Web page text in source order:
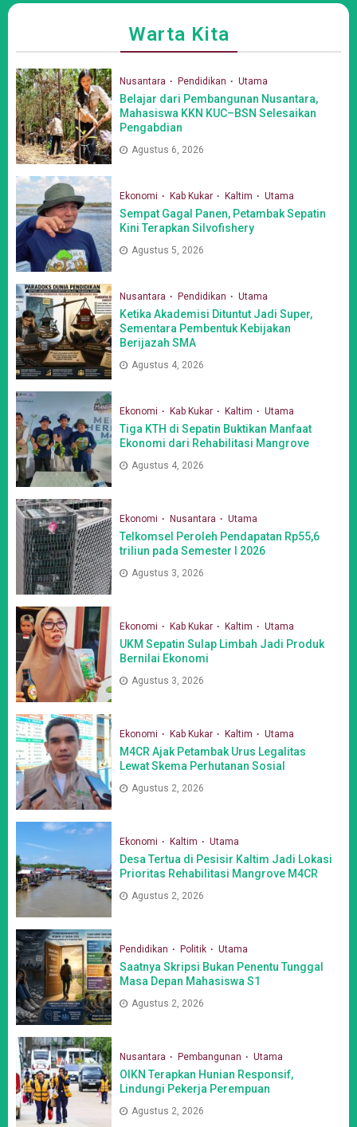
Warta Kita
Nusantara Pendidikan Utama
Belajar dari Pembangunan Nusantara,
Mahasiswa KKN KUC–BSN Selesaikan
Pengabdian
Agustus 6, 2026
Ekonomi Kab Kukar Kaltim Utama
Sempat Gagal Panen, Petambak Sepatin
Kini Terapkan Silvofishery
Agustus 5, 2026
Nusantara Pendidikan Utama
Ketika Akademisi Dituntut Jadi Super,
Sementara Pembentuk Kebijakan
Berijazah SMA
Agustus 4, 2026
Ekonomi Kab Kukar Kaltim Utama
Tiga KTH di Sepatin Buktikan Manfaat
Ekonomi dari Rehabilitasi Mangrove
Agustus 4, 2026
Ekonomi Nusantara Utama
Telkomsel Peroleh Pendapatan Rp55,6
triliun pada Semester I 2026
Agustus 3, 2026
Ekonomi Kab Kukar Kaltim Utama
UKM Sepatin Sulap Limbah Jadi Produk
Bernilai Ekonomi
Agustus 3, 2026
Ekonomi Kab Kukar Kaltim Utama
M4CR Ajak Petambak Urus Legalitas
Lewat Skema Perhutanan Sosial
Agustus 2, 2026
Ekonomi Kaltim Utama
Desa Tertua di Pesisir Kaltim Jadi Lokasi
Prioritas Rehabilitasi Mangrove M4CR
Agustus 2, 2026
Pendidikan Politik Utama
Saatnya Skripsi Bukan Penentu Tunggal
Masa Depan Mahasiswa S1
Agustus 2, 2026
Nusantara Pembangunan Utama
OIKN Terapkan Hunian Responsif,
Lindungi Pekerja Perempuan
Agustus 2, 2026